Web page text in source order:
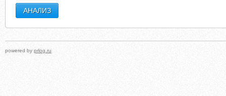
powered by prlog.ru